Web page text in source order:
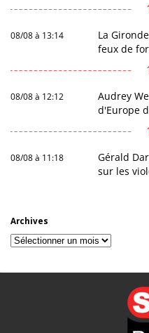
08/08 à 13:14
La
feux de
08/08 à 12:12
Audrey
d'Europe
08/08 à 11:18
Gérald
sur les
Archives
Archives